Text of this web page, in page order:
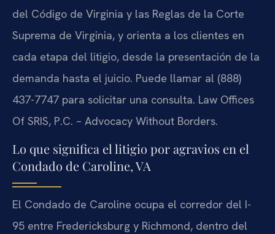
del Código de Virginia y las Reglas de la Corte
Suprema de Virginia, y orienta a los clientes en
cada etapa del litigio, desde la presentación de la
demanda hasta el juicio. Puede llamar al (888)
437-7747 para solicitar una consulta. Law Offices
Of SRIS, P.C. – Advocacy Without Borders.
Lo que significa el litigio por agravios en el
Condado de Caroline, VA
El Condado de Caroline ocupa el corredor del I-
95 entre Fredericksburg y Richmond, dentro del